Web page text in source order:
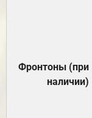
Фронтоны (при
наличии)